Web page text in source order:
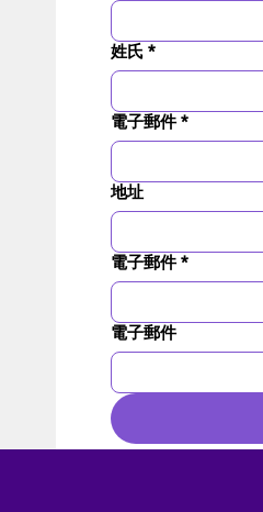
姓氏 *
電子郵件 *
地址
電子郵件 *
電子郵件